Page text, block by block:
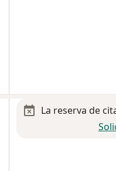
La reserva de